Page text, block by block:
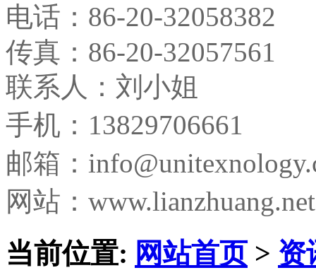
电话： 86-20-32058382
传真： 86-20-32057561
联系人：刘小姐
手机：13829706661
邮箱：
网站：www.lianzhuang.net
当前位置: 网站首页> 资